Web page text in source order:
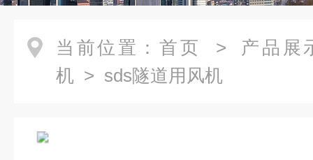
当前位置： 首页 > 产品展
机 > sds隧道用风机